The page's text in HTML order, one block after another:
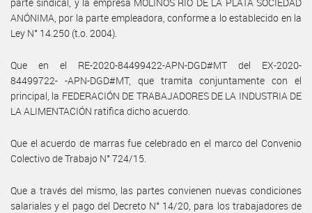
ANÓNIMA, por la parte empleadora, conforme a lo establecido en la
Ley N° 14.250 (t.o. 2004).
Que en el RE-2020-84499422-APN-DGD#MT del EX-2020-
84499722- -APN-DGD#MT, que tramita conjuntamente con el
principal, la FEDERACIÓN DE TRABAJADORES DE LA INDUSTRIA DE
LA ALIMENTACIÓN ratifica dicho acuerdo.
Que el acuerdo de marras fue celebrado en el marco del Convenio
Colectivo de Trabajo N° 724/15.
Que a través del mismo, las partes convienen nuevas condiciones
salariales y el pago del Decreto N° 14/20, para los trabajadores de